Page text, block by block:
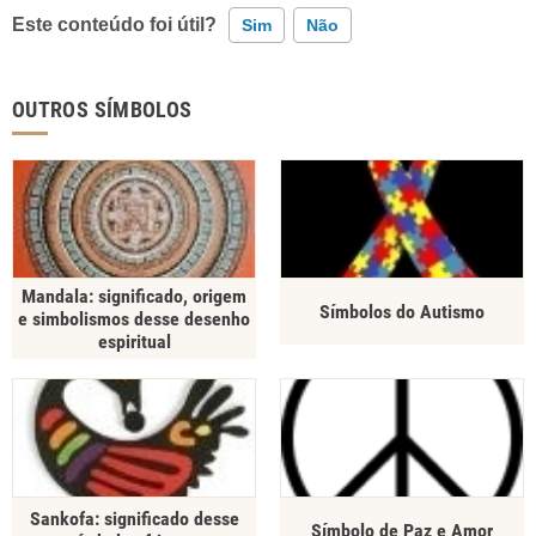
Este conteúdo foi útil? Sim Não
Este conteúdo contém informação incorreta
Outro
OUTROS SÍMBOLOS
Mandala: significado, origem
e simbolismos desse desenho
espiritual
Símbolos do Autismo
Sankofa: significado desse
Símbolo de Paz e Amor